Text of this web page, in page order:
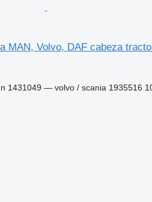
MAN, Volvo, DAF cabeza
1431049 — volvo / scania 1935516